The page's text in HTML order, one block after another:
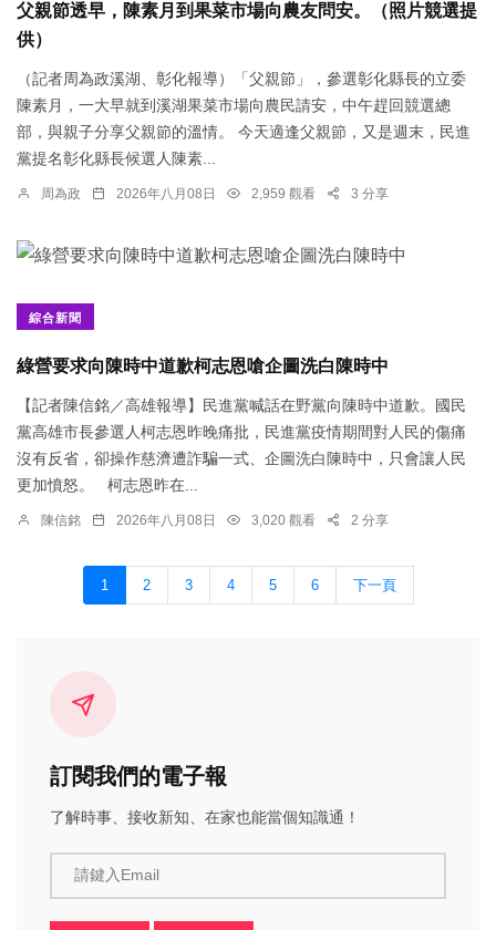
父親節透早，陳素月到果菜市場向農友問安。（照片競選提
供）
（記者周為政溪湖、彰化報導）「父親節」，參選彰化縣長的立委
陳素月，一大早就到溪湖果菜市場向農民請安，中午趕回競選總
部，與親子分享父親節的溫情。 今天適逢父親節，又是週末，民進
黨提名彰化縣長候選人陳素...
周為政 2026年八月08日 2,959 觀看 3 分享
綜合新聞
綠營要求向陳時中道歉柯志恩嗆企圖洗白陳時中
【記者陳信銘／高雄報導】民進黨喊話在野黨向陳時中道歉。國民
黨高雄市長參選人柯志恩昨晚痛批，民進黨疫情期間對人民的傷痛
沒有反省，卻操作慈濟遭詐騙一式、企圖洗白陳時中，只會讓人民
更加憤怒。 柯志恩昨在...
陳信銘 2026年八月08日 3,020 觀看 2 分享
1 2 3 4 5 6 下一頁
訂閱我們的電子報
了解時事、接收新知、在家也能當個知識通！
請鍵入Email